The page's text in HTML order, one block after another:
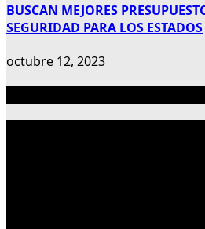
BUSCAN MEJORES
SEGURIDAD PARA LOS ESTADOS
octubre 12, 2023